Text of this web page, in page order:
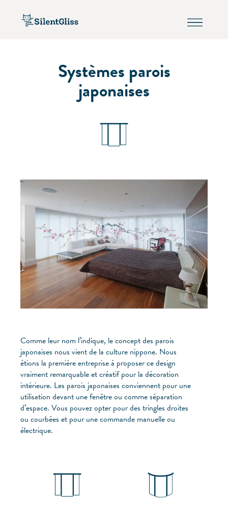
Systèmes parois
japonaises
Comme leur nom l’indique, le concept des parois
japonaises nous vient de la culture nippone. Nous
étions la première entreprise à proposer ce design
vraiment remarquable et créatif pour la décoration
intérieure. Les parois japonaises conviennent pour une
utilisation devant une fenêtre ou comme séparation
d’espace. Vous pouvez opter pour des tringles droites
ou courbées et pour une commande manuelle ou
électrique.